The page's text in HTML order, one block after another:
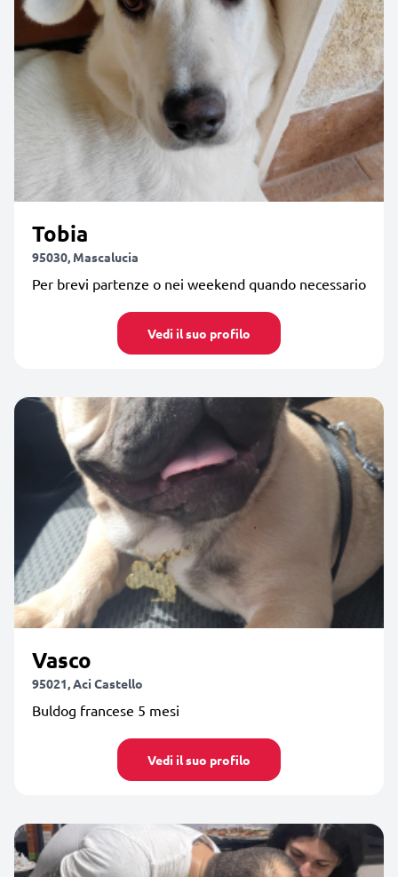
Tobia
95030, Mascalucia
Per brevi partenze o nei weekend quando necessario
Vedi il suo profilo
Vasco
95021, Aci Castello
Buldog francese 5 mesi
Vedi il suo profilo